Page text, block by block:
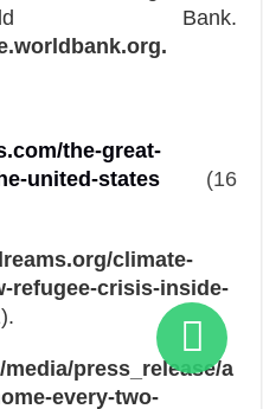
Bank.
the-great-
united-states (16
climate-
refugee-crisis-inside-
press_release/a
every-two-